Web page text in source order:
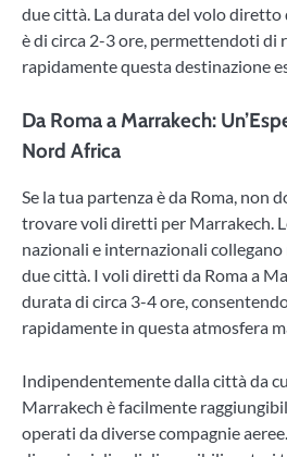
due città. La durata del volo
è di circa 2-3 ore, permettendoti di
rapidamente questa destinazione
Da Roma a Marrakech:
Nord Africa
Se la tua partenza è da Roma, non
trovare voli diretti per Marrakech.
nazionali e internazionali
due città. I voli diretti da Roma a
durata di circa 3-4 ore,
rapidamente in questa atmosfera
Indipendentemente dalla città da
Marrakech è facilmente
operati da diverse compagnie